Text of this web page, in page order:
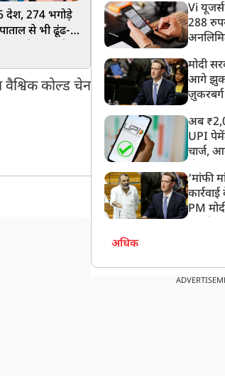
देश, 274 भगोड़े
से भी ढूंढ-
'मैं PM होता तो पहले...' गाली
वाले वीडियो पर सोनम वांगचुक
का बड़ा बयान
कोल्ड चेन
गया
Vi
288
मोदी
आगे झुका
अब
UPI
चार्ज,
‘मांफी
PM
अधिक